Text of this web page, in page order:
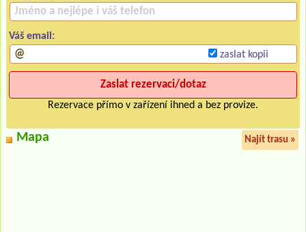
Váš email:
zaslat kopii
Rezervace přímo v zařízení ihned a bez provize.
Mapa Najít trasu »